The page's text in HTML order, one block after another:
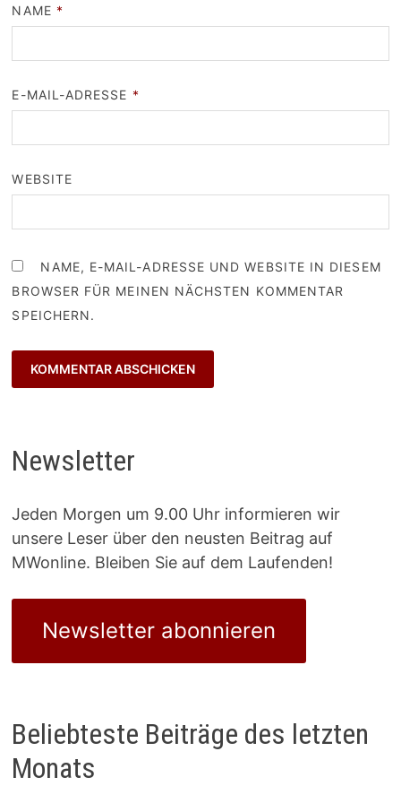
NAME *
E-MAIL-ADRESSE *
WEBSITE
NAME, E-MAIL-ADRESSE UND WEBSITE IN DIESEM
BROWSER FÜR MEINEN NÄCHSTEN KOMMENTAR
SPEICHERN.
Newsletter
Jeden Morgen um 9.00 Uhr informieren wir
unsere Leser über den neusten Beitrag auf
MWonline. Bleiben Sie auf dem Laufenden!
Newsletter abonnieren
Beliebteste Beiträge des letzten
Monats